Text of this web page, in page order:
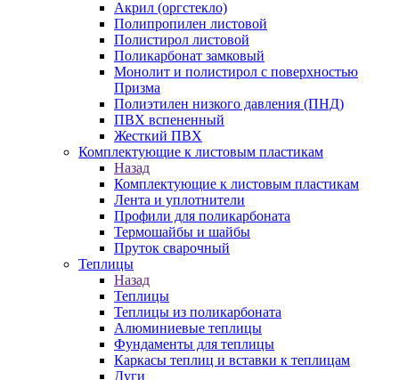
Акрил (оргстекло)
Полипропилен листовой
Полистирол листовой
Поликарбонат замковый
Монолит и полистирол с поверхностью
Призма
Полиэтилен низкого давления (ПНД)
ПВХ вспененный
Жесткий ПВХ
Комплектующие к листовым пластикам
Назад
Комплектующие к листовым пластикам
Лента и уплотнители
Профили для поликарбоната
Термошайбы и шайбы
Пруток сварочный
Теплицы
Назад
Теплицы
Теплицы из поликарбоната
Алюминиевые теплицы
Фундаменты для теплицы
Каркасы теплиц и вставки к теплицам
Дуги